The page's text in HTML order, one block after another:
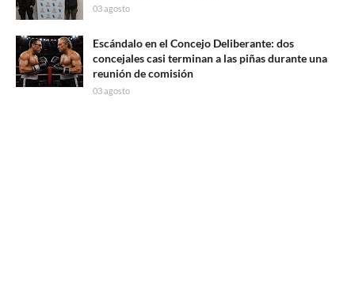
03 agosto
Escándalo en el Concejo Deliberante: dos
concejales casi terminan a las piñas durante una
reunión de comisión
03 agosto